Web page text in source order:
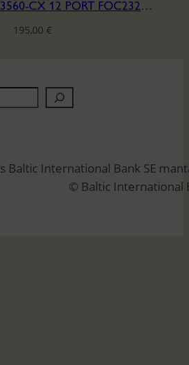
CISCO CATALYST 3560-CX 12 PORT FOC2322Y0D6
195,00 €
Baltic International Bank SE
© Baltic International